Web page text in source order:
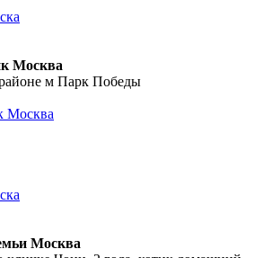
Москва
м Парк Победы
Москва
Москва